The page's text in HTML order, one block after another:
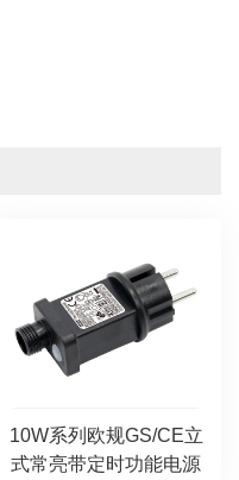
10W系列欧规GS/CE立
式常亮带定时功能电源